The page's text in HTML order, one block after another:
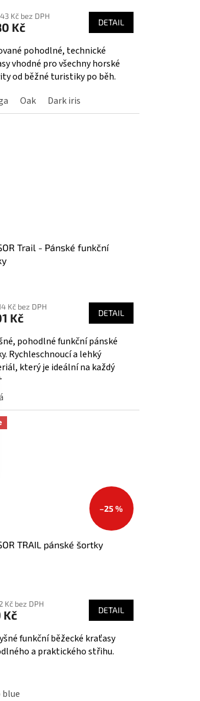
Kč bez DPH
Kč DETAIL
pohodlné, technické
vhodné pro všechny horské
od běžné turistiky po běh.
Oak Dark iris
Trail - Pánské funkční
Kč bez DPH
Kč DETAIL
pohodlné funkční pánské
Rychleschnoucí a lehký
který je ideální na každý
–25 %
TRAIL pánské šortky
Kč bez DPH
Kč DETAIL
funkční běžecké kraťasy
a praktického střihu.
blue